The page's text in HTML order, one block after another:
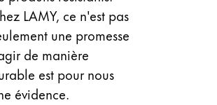
répertorie les pays et les langues
LAMY, ce n'est pas
une promesse
de manière
est pour nous
évidence.